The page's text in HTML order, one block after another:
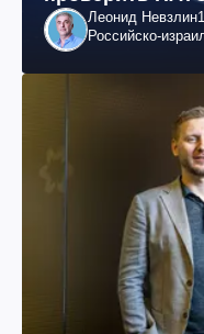
Леонид Невзлин
Российско-
"ЮКОСа"